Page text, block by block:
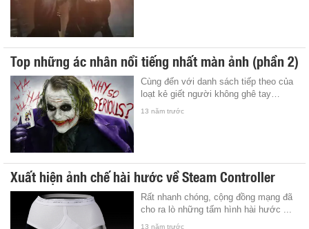
Top những ác nhân nổi tiếng nhất màn ảnh (phần 2)
Cùng đến với danh sách tiếp theo của
loạt kẻ giết người không ghê tay…
13 năm trước
Xuất hiện ảnh chế hài hước về Steam Controller
Rất nhanh chóng, cộng đồng mạng đã
cho ra lò những tấm hình hài hước ...
13 năm trước